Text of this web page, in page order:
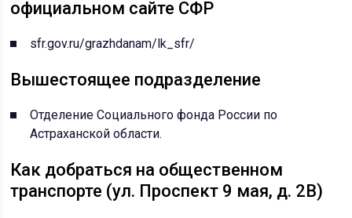
официальном сайте СФР
sfr.gov.ru/grazhdanam/lk_sfr/
Вышестоящее подразделение
Отделение Социального фонда России по
Астраханской области.
Как добраться на общественном
транспорте (ул. Проспект 9 мая, д. 2В)